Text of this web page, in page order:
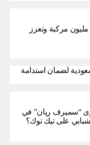
GAC تتجاوز حاجز 30 مليون مركبة وتعزز
لضمان استدامة
“سميرف ريان” في
على تيك توك؟